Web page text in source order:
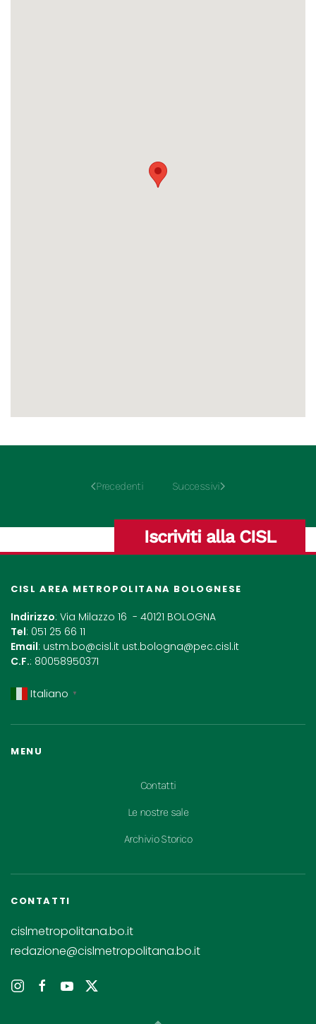
Precedenti Successivi
Iscriviti alla CISL
CISL AREA METROPOLITANA BOLOGNESE
Indirizzo: Via Milazzo 16 - 40121 BOLOGNA
Tel: 051 25 66 11
Email: ustm.bo@cisl.it ust.bologna@pec.cisl.it
C.F.: 80058950371
Italiano ▼
MENU
Contatti
Le nostre sale
Archivio Storico
CONTATTI
cislmetropolitana.bo.it
redazione@cislmetropolitana.bo.it